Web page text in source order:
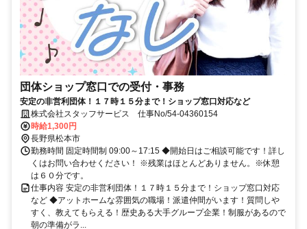
団体ショップ窓口での受付・事務
安定の非営利団体！１７時１５分まで！ショップ窓口対応など
株式会社スタッフサービス 仕事No/54-04360154
時給1,300円
長野県松本市
勤務時間 固定時間制 09:00～17:15 ◆開始日はご相談可能です！詳し
くはお問い合わせください！ ※残業はほとんどありません。※休憩
は６０分です。
仕事内容 安定の非営利団体！１７時１５分まで！ショップ窓口対応
など ◆アットホームな雰囲気の職場！派遣仲間がいます！質問しや
すく、教えてもらえる！歴史ある大手グループ企業！制服があるので
朝の準備がラ...